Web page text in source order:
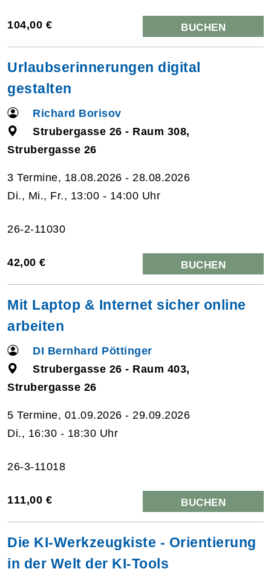
104,00 € BUCHEN
Urlaubserinnerungen digital
gestalten
Richard Borisov
Strubergasse 26 - Raum 308,
Strubergasse 26
3 Termine, 18.08.2026 - 28.08.2026
Di., Mi., Fr., 13:00 - 14:00 Uhr
26-2-11030
42,00 € BUCHEN
Mit Laptop & Internet sicher online
arbeiten
DI Bernhard Pöttinger
Strubergasse 26 - Raum 403,
Strubergasse 26
5 Termine, 01.09.2026 - 29.09.2026
Di., 16:30 - 18:30 Uhr
26-3-11018
111,00 € BUCHEN
Die KI-Werkzeugkiste - Orientierung
in der Welt der KI-Tools